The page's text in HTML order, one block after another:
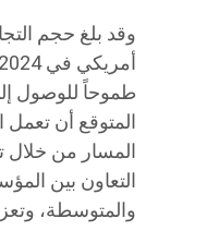
طموحاً للوصول
المتوقع أن تعمل
المسار من خلال
التعاون بين
والمتوسطة،